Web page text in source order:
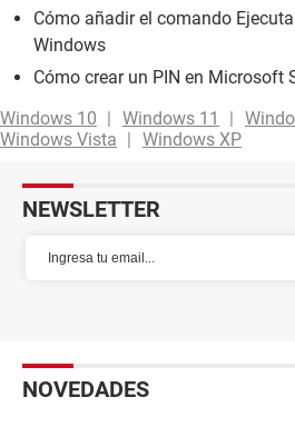
Cómo añadir el comando
Windows
Cómo crear un PIN en Microsoft
Windows 10
Windows 11
Windows Vista
Windows XP
NEWSLETTER
NOVEDADES